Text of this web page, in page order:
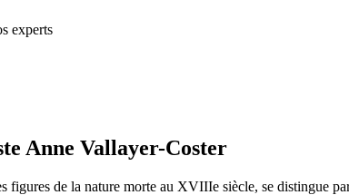
experts
Anne Vallayer-Coster
figures de la nature morte au XVIIIe siècle, se distingue